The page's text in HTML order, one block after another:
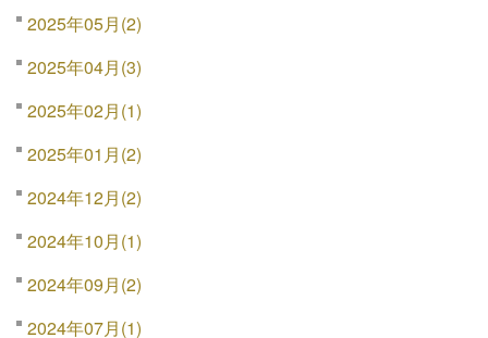
2025年05月(2)
2025年04月(3)
2025年02月(1)
2025年01月(2)
2024年12月(2)
2024年10月(1)
2024年09月(2)
2024年07月(1)